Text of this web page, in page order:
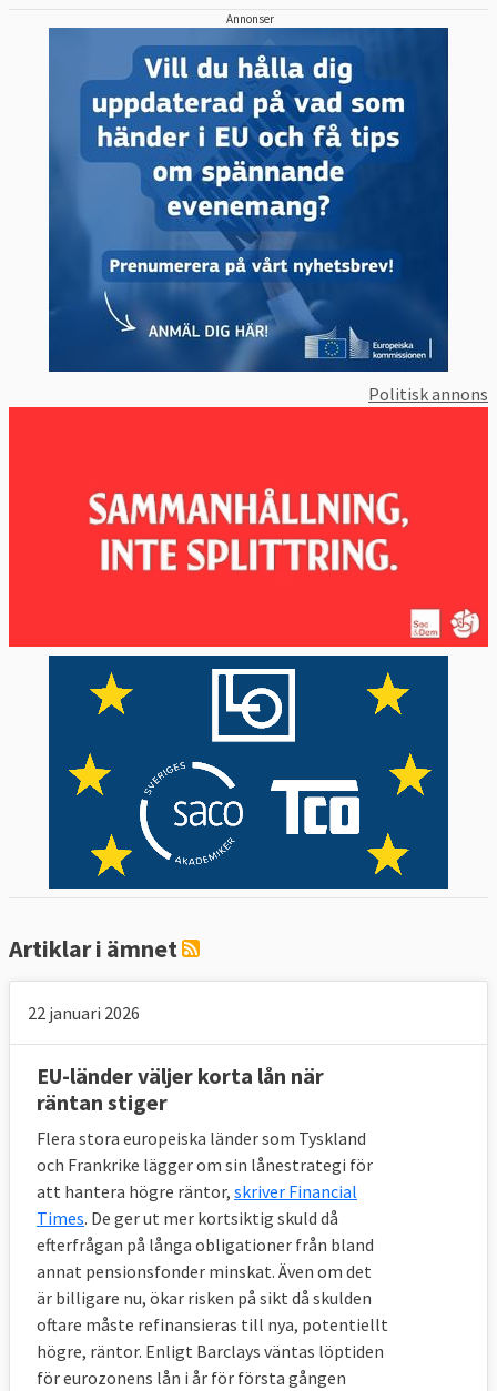
Annonser
Politisk annons
Artiklar i ämnet
22 januari 2026
EU-länder väljer korta lån när
räntan stiger
Flera stora europeiska länder som Tyskland
och Frankrike lägger om sin lånestrategi för
att hantera högre räntor, skriver Financial
Times. De ger ut mer kortsiktig skuld då
efterfrågan på långa obligationer från bland
annat pensionsfonder minskat. Även om det
är billigare nu, ökar risken på sikt då skulden
oftare måste refinansieras till nya, potentiellt
högre, räntor. Enligt Barclays väntas löptiden
för eurozonens lån i år för första gången